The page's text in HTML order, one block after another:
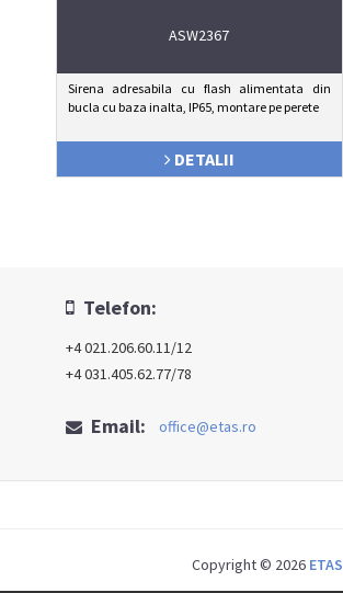
ASW2367
Sirena adresabila cu flash alimentata din
bucla cu baza inalta, IP65, montare pe perete
DETALII
Telefon:
+4 021.206.60.11/12
+4 031.405.62.77/78
Email: office@etas.ro
Copyright © 2026 ETAS